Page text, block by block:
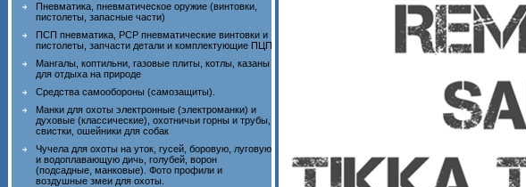
Пневматика, пневматическое оружие (винтовки,
пистолеты, запасные части)
ПСП пневматика, PCP пневматические винтовки и
пистолеты, запчасти детали и комплектующие ПЦП
Мангалы, коптильни, газовые плиты, котлы, казаны
для отдыха на природе
Средства самообороны (самозащиты).
Манки для охоты электронные (электроманки) и
духовые (классические), охотничьи горны и трубы,
свистки, ошейники для собак
Чучела для охоты на уток, гусей, боровую, луговую
и водоплавающую дичь, голубей, ворон
(подсадные, манковые). Фото профили и
воздушные змеи для охоты.